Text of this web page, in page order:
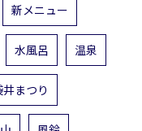
新メニュー
水風呂 温泉
井まつり